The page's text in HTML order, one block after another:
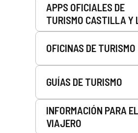
APPS OFICIALES DE
TURISMO CASTILLA Y
OFICINAS DE TURISMO
GUÍAS DE TURISMO
INFORMACIÓN PARA EL
VIAJERO